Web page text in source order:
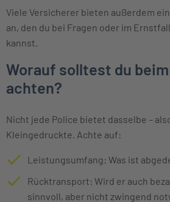
Viele Versicherer bieten außerdem
an, den du bei Fragen oder im
kannst.
Worauf solltest du
achten?
Nicht jede Police bietet dasselbe –
Kleingedruckte. Achte auf:
Leistungsumfang: Was ist
Rücktransport: Wird er auch
sinnvoll, aber nicht zwingend